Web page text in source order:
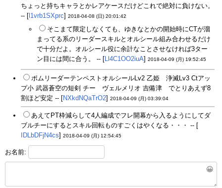
ちょっと持ちキャラとかレアケースだけどこれで絶対に負けない。
-- [l1vrb1SXprc] 2018-04-08 (日) 20:01:42
そこまて限定しなくても、ゆきなとかの開始時にCTが溜
まってる系のリーダースキルとオルシール組み合わせるだけ
で十分だよ。オルシール役に余計なことさせなければ3ター
ン目には間に合う。 -- [Ll4C1OO2iuA] 2018-04-09 (月) 19:52:45
ポムリーダーテンペストオルシールLv2 乙姫 浄滅Lv3 Ctアッ
プ小 武器蒼空の短剣 チー ヴェルメリオ 吉備津 でとりあえず8
割ほど安定 -- [NXkdNQaTrO2] 2018-04-09 (月) 03:39:04
あえてPT枠減らして4人編成でフレ開幕から入るようにしてダ
ブルチーにするとスキル回転ものすごくはやくなる・・・ -- [
IDLbDFjN4cs] 2018-04-09 (月) 12:54:45
お名前:
😀